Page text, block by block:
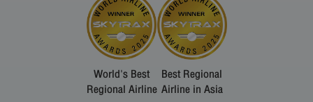
World's Best
Regional Airline
Best Regional
Airline in Asia